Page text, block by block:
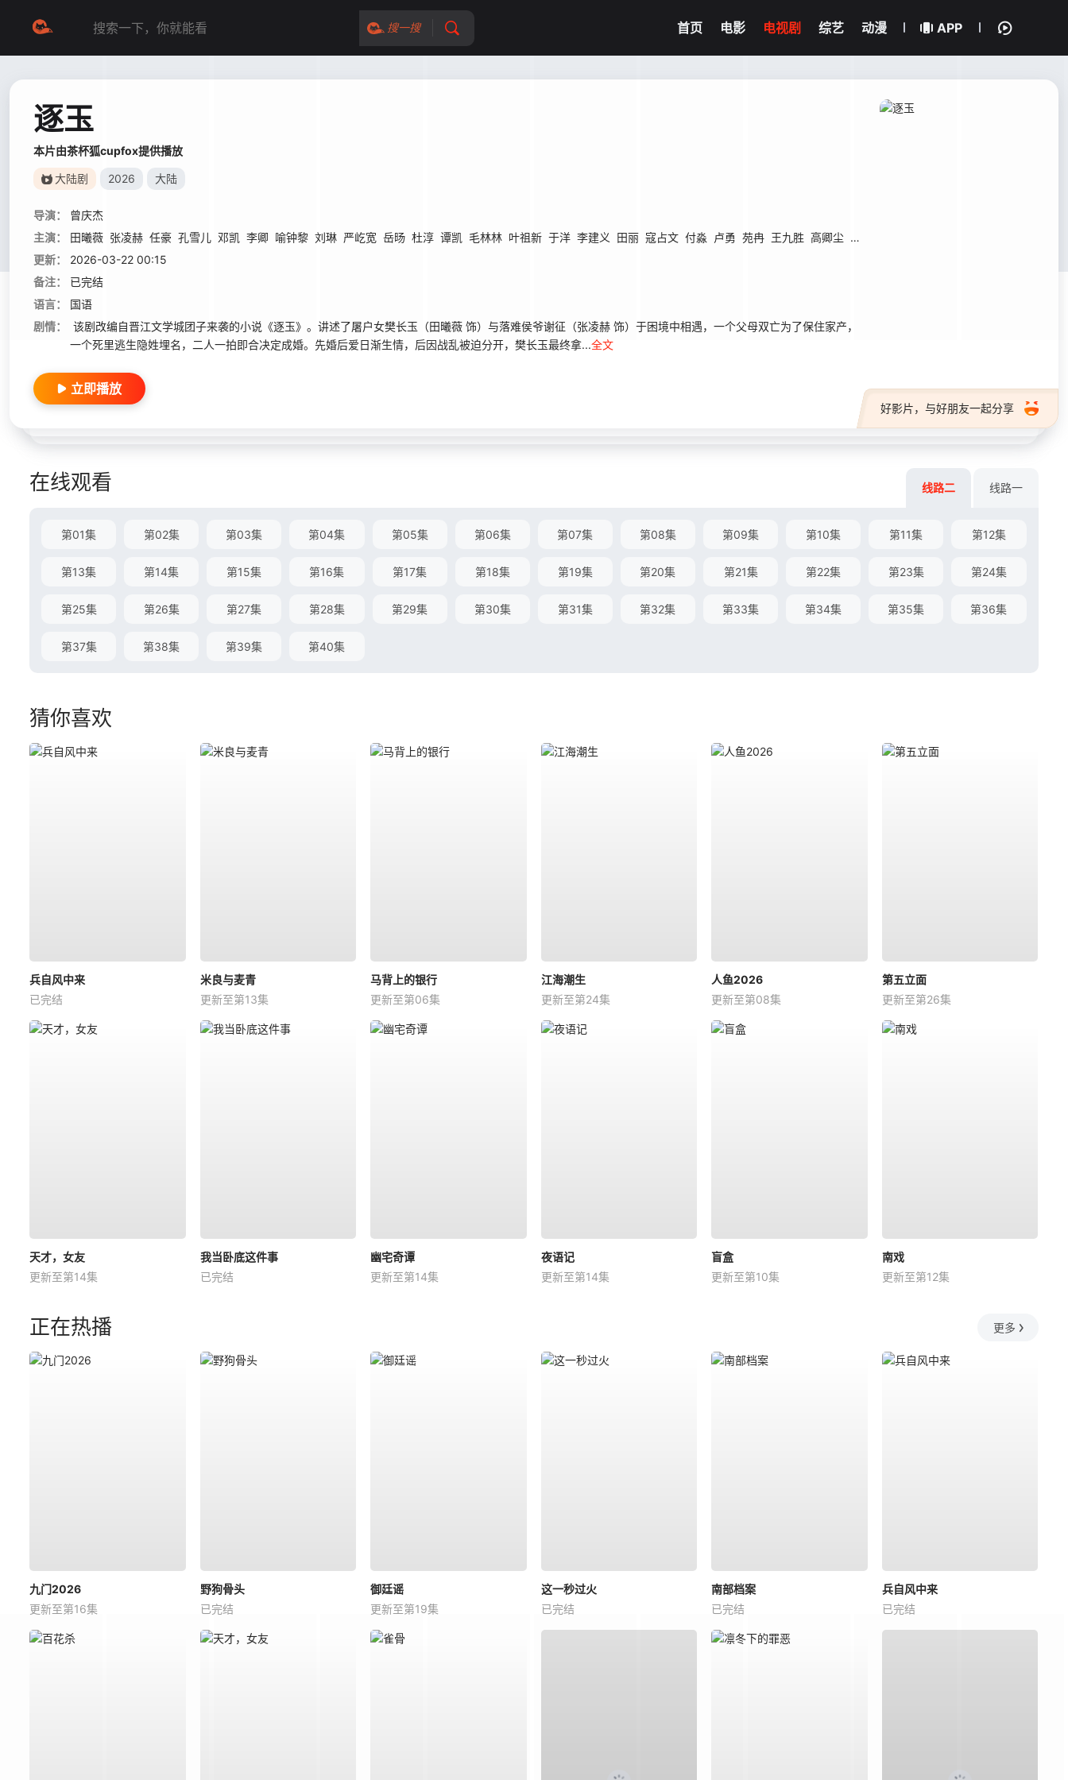
搜一搜 首页 电影 电视剧 综艺 动漫 APP
逐玉
本片由茶杯狐cupfox提供播放
大陆剧 2026 大陆
导演：
曾庆杰
主演：
田曦薇 张凌赫 任豪 孔雪儿 邓凯 李卿 喻钟黎 刘琳 严屹宽 岳旸 杜淳 谭凯 毛林林 叶祖新 于洋 李建义 田丽 寇占文 付淼 卢勇 苑冉 王九胜 高卿尘 贾妮
更新：
2026-03-22 00:15
备注：
已完结
语言：
国语
剧情：
该剧改编自晋江文学城团子来袭的小说《逐玉》。讲述了屠户女樊长玉（田曦薇 饰）与落难侯爷谢征（张凌赫 饰）于困境中相遇，一个父母双亡为了保住家产，
一个死里逃生隐姓埋名，二人一拍即合决定成婚。先婚后爱日渐生情，后因战乱被迫分开，樊长玉最终拿...全文
好影片，与好朋友一起分享
立即播放
在线观看 线路二 线路一
第01集 第02集 第03集 第04集 第05集 第06集 第07集 第08集 第09集 第10集 第11集 第12集
第13集 第14集 第15集 第16集 第17集 第18集 第19集 第20集 第21集 第22集 第23集 第24集
第25集 第26集 第27集 第28集 第29集 第30集 第31集 第32集 第33集 第34集 第35集 第36集
第37集 第38集 第39集 第40集
猜你喜欢
兵自风中来
已完结
米良与麦青
更新至第13集
马背上的银行
更新至第06集
江海潮生
更新至第24集
人鱼2026
更新至第08集
第五立面
更新至第26集
天才，女友
更新至第14集
我当卧底这件事
已完结
幽宅奇谭
更新至第14集
夜语记
更新至第14集
盲盒
更新至第10集
南戏
更新至第12集
正在热播 更多
九门2026
更新至第16集
野狗骨头
已完结
御廷谣
更新至第19集
这一秒过火
已完结
南部档案
已完结
兵自风中来
已完结